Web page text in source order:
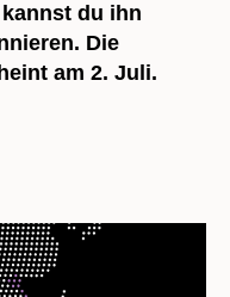
du ihn
Die
am 2. Juli.